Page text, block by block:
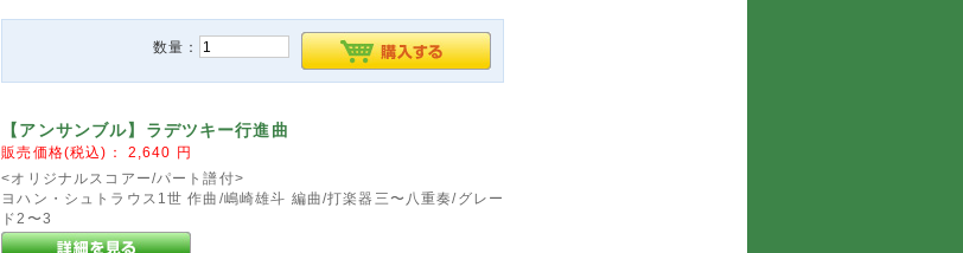
数量：
【アンサンブル】ラデツキー行進曲
販売価格(税込)： 2,640 円
<オリジナルスコアー/パート譜付>
ヨハン・シュトラウス1世 作曲/嶋崎雄斗 編曲/打楽器三〜八重奏/グレー
ド2〜3